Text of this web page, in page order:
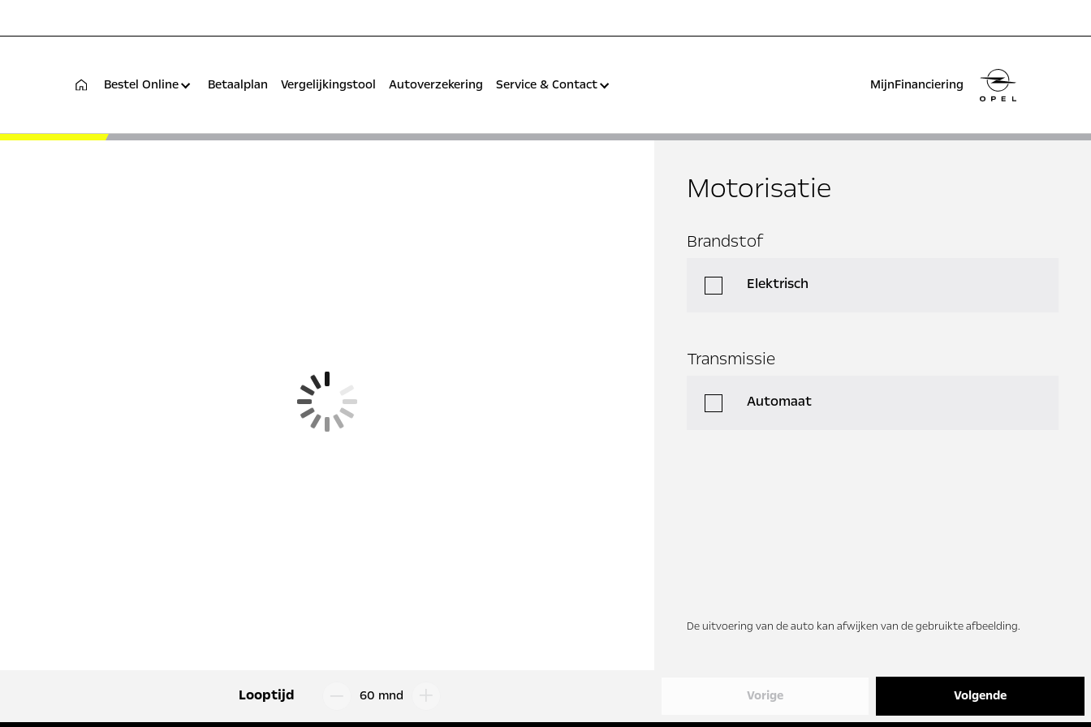
MijnFinanciering
Bestel Online Betaalplan Vergelijkingstool Autoverzekering Service & Contact
Motorisatie
Brandstof
Elektrisch
Transmissie
Automaat
De uitvoering van de auto kan afwijken van de gebruikte afbeelding.
Looptijd 60 mnd Vorige Volgende